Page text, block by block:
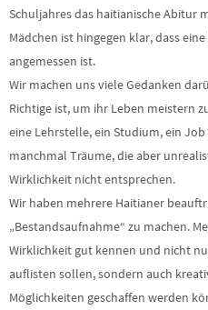
Schuljahres das haitianische Abitur
Mädchen ist hingegen klar, dass
angemessen ist.
Wir machen uns viele Gedanken
Richtige ist, um ihr Leben meistern
eine Lehrstelle, ein Studium, ein
manchmal Träume, die aber
Wirklichkeit nicht entsprechen.
Wir haben mehrere Haitianer
„Bestandsaufnahme“ zu machen.
Wirklichkeit gut kennen und nicht
auflisten sollen, sondern auch
Möglichkeiten geschaffen werden